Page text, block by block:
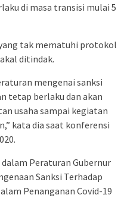
di masa transisi mulai 5
tak mematuhi protokol
ditindak.
mengenai sanksi
tetap berlaku dan akan
usaha sampai kegiatan
kata dia saat konferensi
Peraturan Gubernur
Sanksi Terhadap
Penanganan Covid-19